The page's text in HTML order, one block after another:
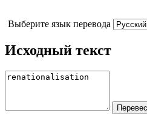
Выберите язык перевода
Исходный текст